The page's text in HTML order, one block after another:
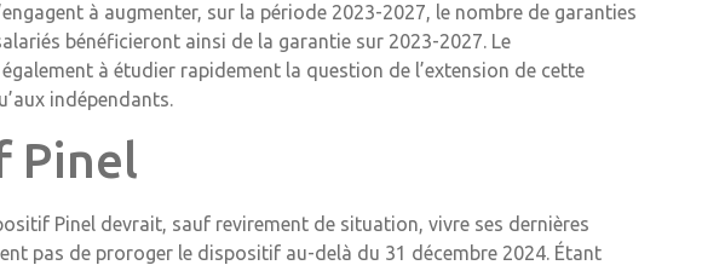
à augmenter, sur la période 2023-2027, le nombre de garanties
bénéficieront ainsi de la garantie sur 2023-2027. Le
à étudier rapidement la question de l’extension de cette
indépendants.
Pinel
Pinel devrait, sauf revirement de situation, vivre ses dernières
pas de proroger le dispositif au-delà du 31 décembre 2024. Étant